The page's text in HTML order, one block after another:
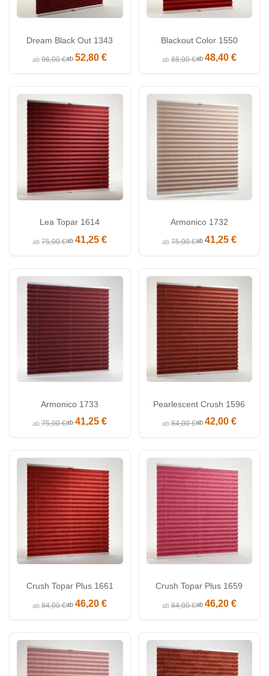
Dream Black Out 1343
ab96,00 €ab52,80 €
Blackout Color 1550
ab88,00 €ab 48,40 €
Lea Topar 1614
ab75,00 €ab41,25 €
Armonico 1732
ab75,00 €ab 41,25 €
Armonico 1733
ab75,00 €ab41,25 €
Pearlescent Crush 1596
ab84,00 €ab 42,00 €
Crush Topar Plus 1661
ab84,00 €ab46,20 €
Crush Topar Plus 1659
ab84,00 €ab 46,20 €